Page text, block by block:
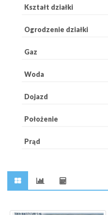
Kształt działki
Ogrodzenie działki
Gaz
Woda
Dojazd
Położenie
Prąd